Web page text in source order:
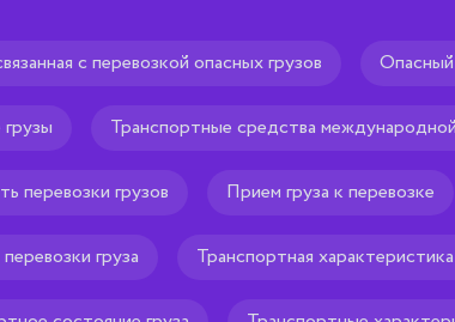
с двумя ведомыми дисками, установленными
с перевозкой опасных грузов Опасный
Транспортные средства
перевозки грузов Прием груза к перевозке
груза Транспортная характеристика